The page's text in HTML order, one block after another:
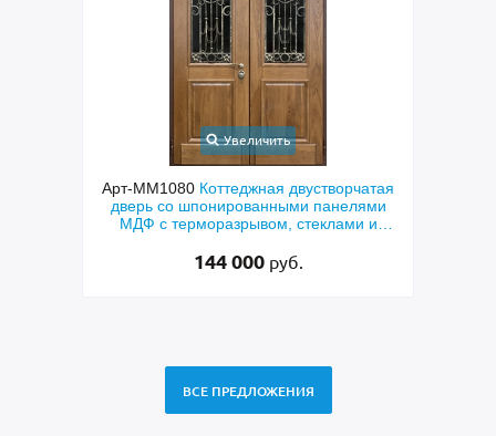
Увеличить
Арт-ММ1080 Коттеджная двустворчатая
дверь со шпонированными панелями
МДФ с терморазрывом, стеклами и
144 000 руб.
ВСЕ ПРЕДЛОЖЕНИЯ